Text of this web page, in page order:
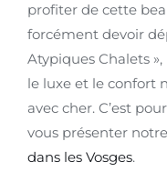
profiter de cette
forcément devoir
Atypiques Chalets
le luxe et le confort
avec cher. C’est
vous présenter
dans les Vosges.